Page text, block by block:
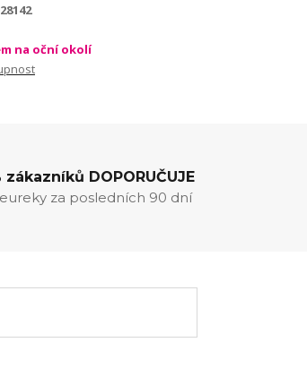
na oční okolí
zákazníků DOPORUČUJE
za posledních 90 dní